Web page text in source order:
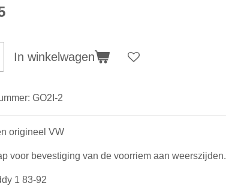
In winkelwagen
GO2I-2
origineel VW
voor bevestiging van de voorriem aan weerszijden.
1 83-92